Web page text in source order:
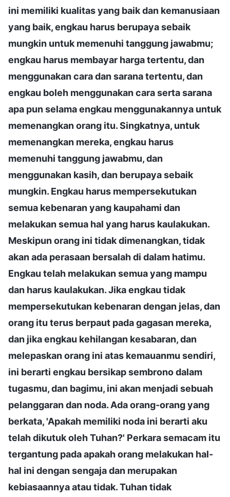
ini memiliki kualitas yang baik dan kemanusiaan
yang baik, engkau harus berupaya sebaik
mungkin untuk memenuhi tanggung jawabmu;
engkau harus membayar harga tertentu, dan
menggunakan cara dan sarana tertentu, dan
engkau boleh menggunakan cara serta sarana
apa pun selama engkau menggunakannya untuk
memenangkan orang itu. Singkatnya, untuk
memenangkan mereka, engkau harus
memenuhi tanggung jawabmu, dan
menggunakan kasih, dan berupaya sebaik
mungkin. Engkau harus mempersekutukan
semua kebenaran yang kaupahami dan
melakukan semua hal yang harus kaulakukan.
Meskipun orang ini tidak dimenangkan, tidak
akan ada perasaan bersalah di dalam hatimu.
Engkau telah melakukan semua yang mampu
dan harus kaulakukan. Jika engkau tidak
mempersekutukan kebenaran dengan jelas, dan
orang itu terus berpaut pada gagasan mereka,
dan jika engkau kehilangan kesabaran, dan
melepaskan orang ini atas kemauanmu sendiri,
ini berarti engkau bersikap sembrono dalam
tugasmu, dan bagimu, ini akan menjadi sebuah
pelanggaran dan noda. Ada orang-orang yang
berkata, 'Apakah memiliki noda ini berarti aku
telah dikutuk oleh Tuhan?' Perkara semacam itu
tergantung pada apakah orang melakukan hal-
hal ini dengan sengaja dan merupakan
kebiasaannya atau tidak. Tuhan tidak